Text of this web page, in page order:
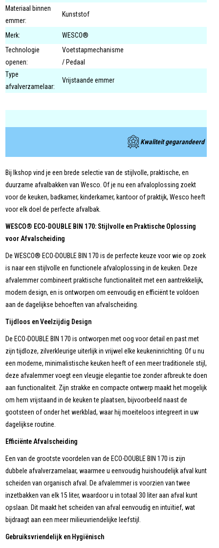
Materiaal binnen
emmer:
Kunststof
Merk:
WESCO®
Technologie
openen:
Voetstapmechanisme
/ Pedaal
Type
afvalverzamelaar:
Vrijstaande emmer
Kwaliteit gegarandeerd
Bij Ikshop vind je een brede selectie van de stijlvolle, praktische, en
duurzame afvalbakken van Wesco. Of je nu een afvaloplossing zoekt
voor de keuken, badkamer, kinderkamer, kantoor of praktijk, Wesco heeft
voor elk doel de perfecte afvalbak.
WESCO® ECO-DOUBLE BIN 170: Stijlvolle en Praktische Oplossing
voor Afvalscheiding
De WESCO® ECO-DOUBLE BIN 170 is de perfecte keuze voor wie op zoek
is naar een stijlvolle en functionele afvaloplossing in de keuken. Deze
afvalemmer combineert praktische functionaliteit met een aantrekkelijk,
modern design, en is ontworpen om eenvoudig en efficiënt te voldoen
aan de dagelijkse behoeften van afvalscheiding.
Tijdloos en Veelzijdig Design
De ECO-DOUBLE BIN 170 is ontworpen met oog voor detail en past met
zijn tijdloze, zilverkleurige uiterlijk in vrijwel elke keukeninrichting. Of u nu
een moderne, minimalistische keuken heeft of een meer traditionele stijl,
deze afvalemmer voegt een vleugje elegantie toe zonder afbreuk te doen
aan functionaliteit. Zijn strakke en compacte ontwerp maakt het mogelijk
om hem vrijstaand in de keuken te plaatsen, bijvoorbeeld naast de
gootsteen of onder het werkblad, waar hij moeiteloos integreert in uw
dagelijkse routine.
Efficiënte Afvalscheiding
Een van de grootste voordelen van de ECO-DOUBLE BIN 170 is zijn
dubbele afvalverzamelaar, waarmee u eenvoudig huishoudelijk afval kunt
scheiden van organisch afval. De afvalemmer is voorzien van twee
inzetbakken van elk 15 liter, waardoor u in totaal 30 liter aan afval kunt
opslaan. Dit maakt het scheiden van afval eenvoudig en intuïtief, wat
bijdraagt aan een meer milieuvriendelijke leefstijl.
Gebruiksvriendelijk en Hygiënisch